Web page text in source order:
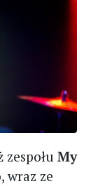
My
, wraz ze